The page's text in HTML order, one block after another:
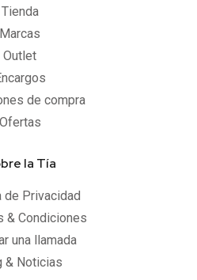
Tienda
Marcas
Outlet
de compra
Ofertas
la Tía
de Privacidad
& Condiciones
una llamada
& Noticias